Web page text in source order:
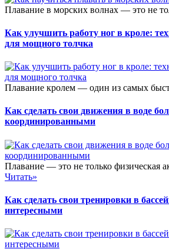
Плавание в морских волнах — это не
Как улучшить работу ног в кроле:
для мощного толчка
Плавание кролем — один из самых
Как сделать свои движения в воде
координированными
Плавание — это не только физическая
Читать»
Как сделать свои тренировки в
интересными